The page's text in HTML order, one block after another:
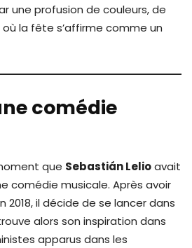
une profusion de couleurs, de
la fête s’affirme comme un
comédie
que Sebastián Lelioavait
comédie musicale. Après avoir
2018, il décide de se lancer dans
alors son inspiration dans
apparus dans les